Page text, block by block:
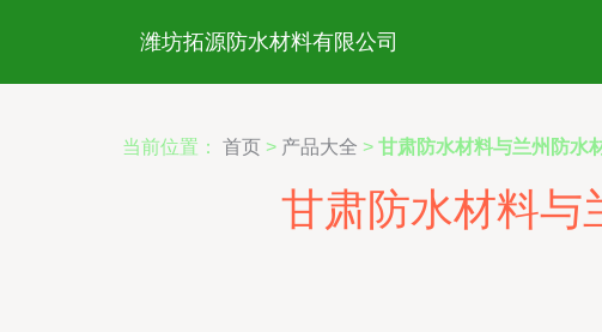
潍坊拓源防水材料有限公司
当前位置： 首页 > 产品大全 > 甘肃防水材料与兰州防水
甘肃防水材料与